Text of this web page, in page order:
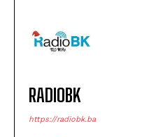
RADIOBK
https://radiobk.ba